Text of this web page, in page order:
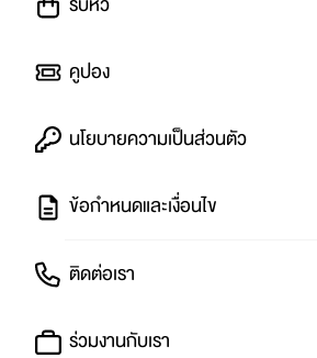
คูปอง
นโยบายความเป็นส่วนตัว
ข้อกำหนดและเงื่อนไข
ติดต่อเรา
ร่วมงานกับเรา